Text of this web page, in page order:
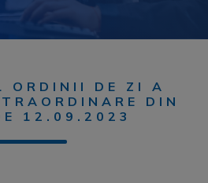
ORDINII DE ZI A
DIN
12.09.2023